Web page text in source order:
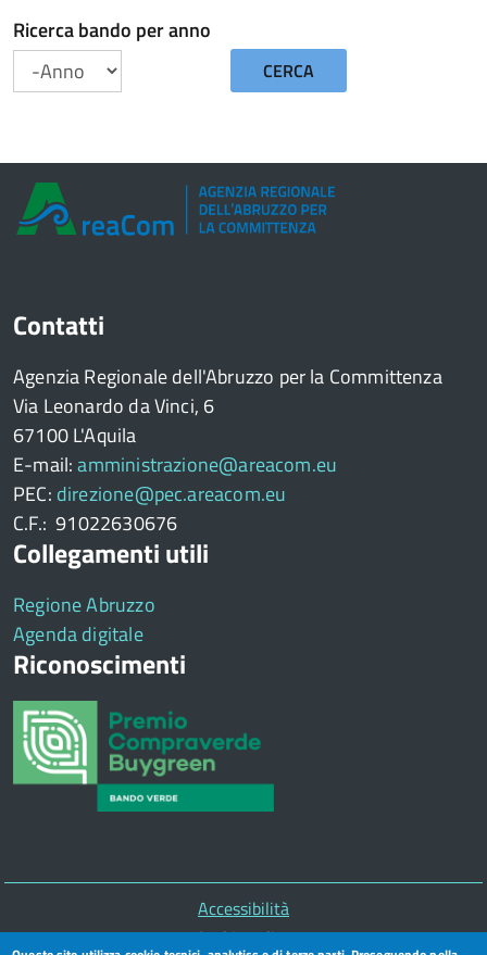
Ricerca bando per anno
CERCA
Contatti
Agenzia Regionale dell'Abruzzo per la Committenza
Via Leonardo da Vinci, 6
67100 L'Aquila
E-mail:amministrazione@areacom.eu
PEC: direzione@pec.areacom.eu
C.F.: 91022630676
Collegamenti utili
Regione Abruzzo
Agenda digitale
Riconoscimenti
di
Accessibilità
Cookie policy